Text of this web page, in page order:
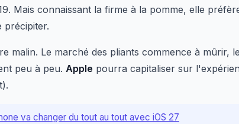
Mais connaissant la firme à la pomme, elle
précipiter.
malin. Le marché des pliants commence à mûrir,
peu à peu. Apple pourra capitaliser sur
va changer du tout au tout avec iOS 27